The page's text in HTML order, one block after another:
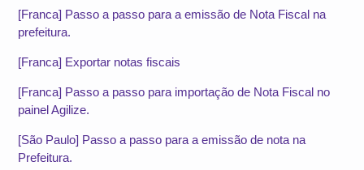
[Franca] Passo a passo para a emissão de Nota Fiscal na
prefeitura.
[Franca] Exportar notas fiscais
[Franca] Passo a passo para importação de Nota Fiscal no
painel Agilize.
[São Paulo] Passo a passo para a emissão de nota na
Prefeitura.